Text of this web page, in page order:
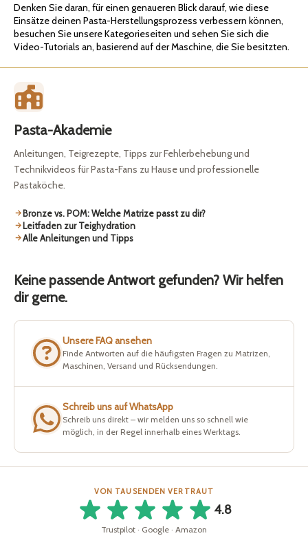
Denken Sie daran, für einen genaueren Blick darauf, wie diese
Einsätze deinen Pasta-Herstellungsprozess verbessern können,
besuchen Sie unsere Kategorieseiten und sehen Sie sich die
Video-Tutorials an, basierend auf der Maschine, die Sie besitzten.
Pasta-Akademie
Anleitungen, Teigrezepte, Tipps zur Fehlerbehebung und
Technikvideos für Pasta-Fans zu Hause und professionelle
Pastaköche.
Bronze vs. POM: Welche Matrize passt zu dir?
Leitfaden zur Teighydration
Alle Anleitungen und Tipps
Keine passende Antwort gefunden? Wir helfen
dir gerne.
Unsere FAQ ansehen
Finde Antworten auf die häufigsten Fragen zu Matrizen,
Maschinen, Versand und Rücksendungen.
Schreib uns auf WhatsApp
Schreib uns direkt – wir melden uns so schnell wie
möglich, in der Regel innerhalb eines Werktags.
VON TAUSENDEN VERTRAUT
4.8
Trustpilot · Google · Amazon